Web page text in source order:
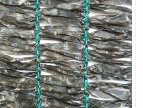
LƯỚI CHẮN CHIM